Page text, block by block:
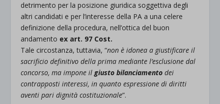
detrimento per la posizione giuridica soggettiva degli
altri candidati e per l’interesse della PA a una celere
definizione della procedura, nell’ottica del buon
andamento ex art. 97 Cost.
Tale circostanza, tuttavia, “non è idonea a giustificare il
sacrificio definitivo della prima mediante l’esclusione dal
concorso, ma impone ilgiusto bilanciamento dei
contrapposti interessi, in quantoespressione di diritti
aventi pari dignità costituzionale”.